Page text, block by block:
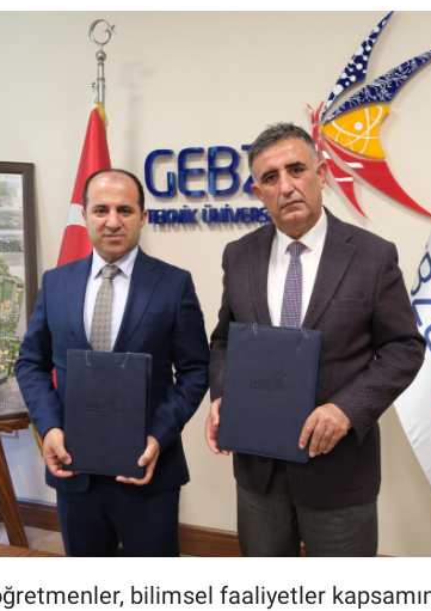
bilimsel faaliyetler